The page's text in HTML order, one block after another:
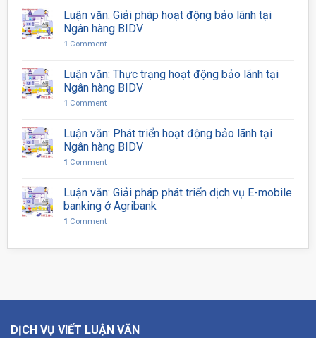
Luận văn: Giải pháp hoạt động bảo lãnh tại
Ngân hàng BIDV
1 Comment
Luận văn: Thực trạng hoạt động bảo lãnh tại
Ngân hàng BIDV
1 Comment
Luận văn: Phát triển hoạt động bảo lãnh tại
Ngân hàng BIDV
1 Comment
Luận văn: Giải pháp phát triển dịch vụ E-mobile
banking ở Agribank
1 Comment
DỊCH VỤ VIẾT LUẬN VĂN